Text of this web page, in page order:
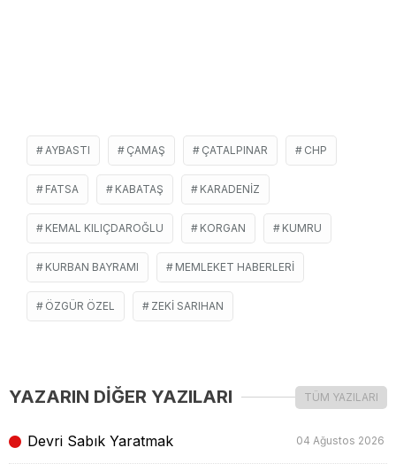
AYBASTI ÇAMAŞ ÇATALPINAR CHP
FATSA KABATAŞ KARADENIZ
KEMAL KILIÇDAROĞLU KORGAN KUMRU
KURBAN BAYRAMI MEMLEKET HABERLERI
ÖZGÜR ÖZEL ZEKI SARIHAN
YAZARIN DİĞER YAZILARI TÜM YAZILARI
Devri Sabık Yaratmak 04 Ağustos 2026